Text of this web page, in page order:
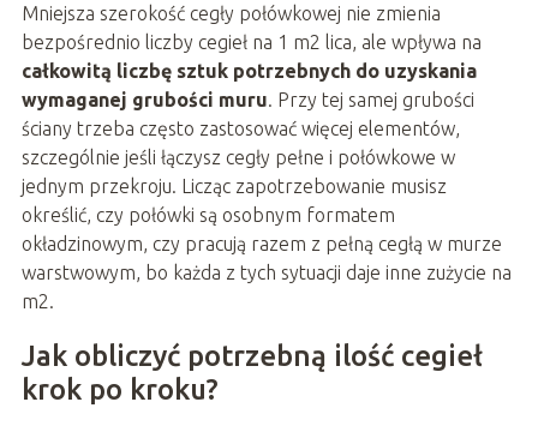
Mniejsza szerokość cegły połówkowej nie zmienia
bezpośrednio liczby cegieł na 1 m2 lica, ale wpływa na
całkowitą liczbę sztuk potrzebnych do uzyskania
wymaganej grubości muru . Przy tej samej grubości
ściany trzeba często zastosować więcej elementów,
szczególnie jeśli łączysz cegły pełne i połówkowe w
jednym przekroju. Licząc zapotrzebowanie musisz
określić, czy połówki są osobnym formatem
okładzinowym, czy pracują razem z pełną cegłą w murze
warstwowym, bo każda z tych sytuacji daje inne zużycie na
m2.
Jak obliczyć potrzebną ilość cegieł
krok po kroku?